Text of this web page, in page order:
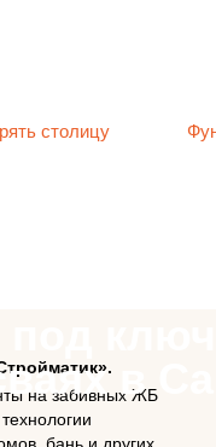
столицу
ключ
в
на забивных ЖБ